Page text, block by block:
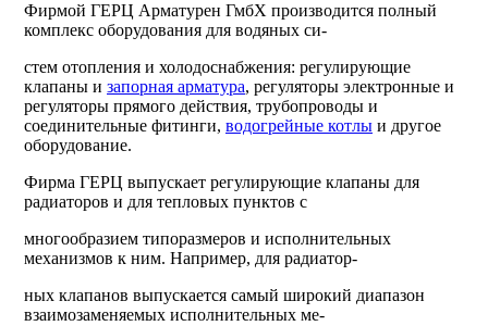
Фирмой ГЕРЦ Арматурен ГмбХ производится полный
комплекс оборудования для водяных си-
стем отопления и холодоснабжения: регулирующие
клапаны и запорная арматура, регуляторы электронные и
регуляторы прямого действия, трубопроводы и
соединительные фитинги, водогрейные котлы и другое
оборудование.
Фирма ГЕРЦ выпускает регулирующие клапаны для
радиаторов и для тепловых пунктов с
многообразием типоразмеров и исполнительных
механизмов к ним. Например, для радиатор-
ных клапанов выпускается самый широкий диапазон
взаимозаменяемых исполнительных ме-